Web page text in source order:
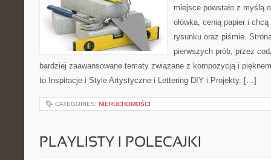
miejsce powstało z myślą
ołówka, cenią papier i
rysunku oraz piśmie.
pierwszych prób, przez
bardziej zaawansowane tematy związane z kompozycją i
to Inspiracje i Style Artystyczne i Lettering DIY i Projekty. […]
CATEGORIES: NIERUCHOMOŚCI
PLAYLISTY I POLECAJKI